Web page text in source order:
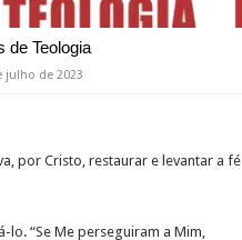
de Teologia
julho de 2023
por Cristo, restaurar e levantar a fé
“Se Me perseguiram a Mim,